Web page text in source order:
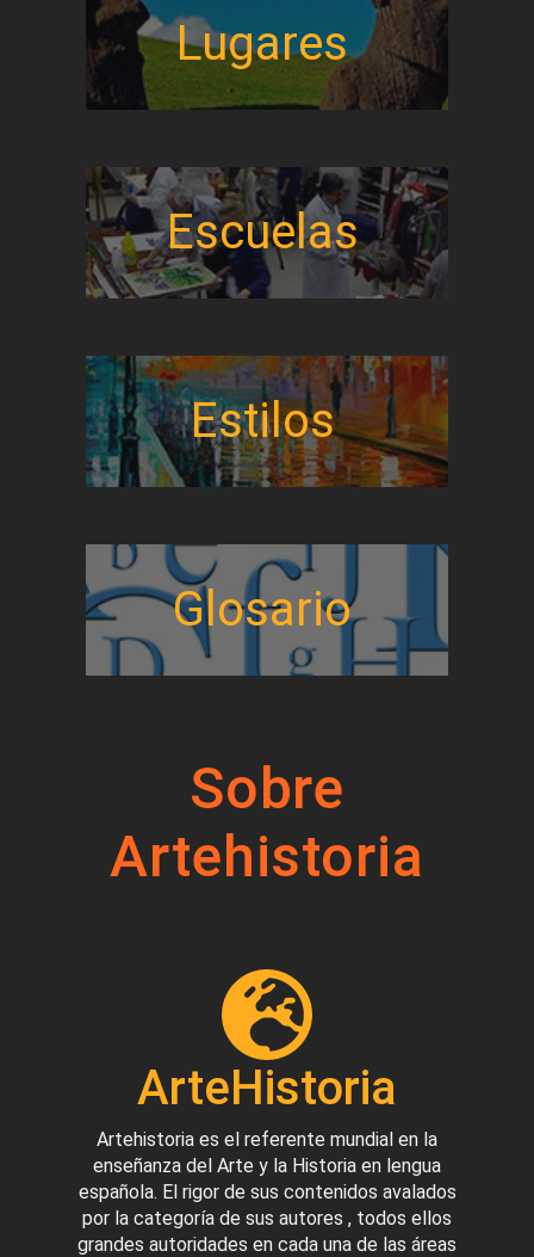
Lugares
Escuelas
Estilos
Glosario
Sobre
Artehistoria
ArteHistoria
Artehistoria es el referente mundial en la
enseñanza del Arte y la Historia en lengua
española. El rigor de sus contenidos avalados
por la categoría de sus autores , todos ellos
grandes autoridades en cada una de las áreas